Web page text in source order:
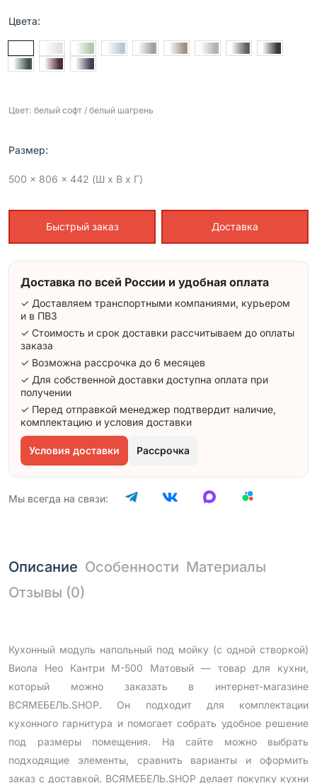
Цвета:
Цвет: белый софт / белый шагрень
Размер:
500 x 806 x 442 (Ш x В x Г)
Быстрый заказ Доставка
Доставка по всей России и удобная оплата
✓ Доставляем транспортными компаниями, курьером
и в ПВЗ
✓ Стоимость и срок доставки рассчитываем до оплаты
заказа
✓ Возможна рассрочка до 6 месяцев
✓ Для собственной доставки доступна оплата при
получении
✓ Перед отправкой менеджер подтвердит наличие,
комплектацию и условия доставки
Условия доставки Рассрочка
Мы всегда на связи:
Описание Особенности Материалы
Отзывы (0)
Кухонный модуль напольный под мойку (с одной створкой)
Виола Нео Кантри М-500 Матовый — товар для кухни,
который можно заказать в интернет-магазине
ВСЯМЕБЕЛЬ.SHOP. Он подходит для комплектации
кухонного гарнитура и помогает собрать удобное решение
под размеры помещения. На сайте можно выбрать
подходящие элементы, сравнить варианты и оформить
заказ с доставкой. ВСЯМЕБЕЛЬ.SHOP делает покупку кухни